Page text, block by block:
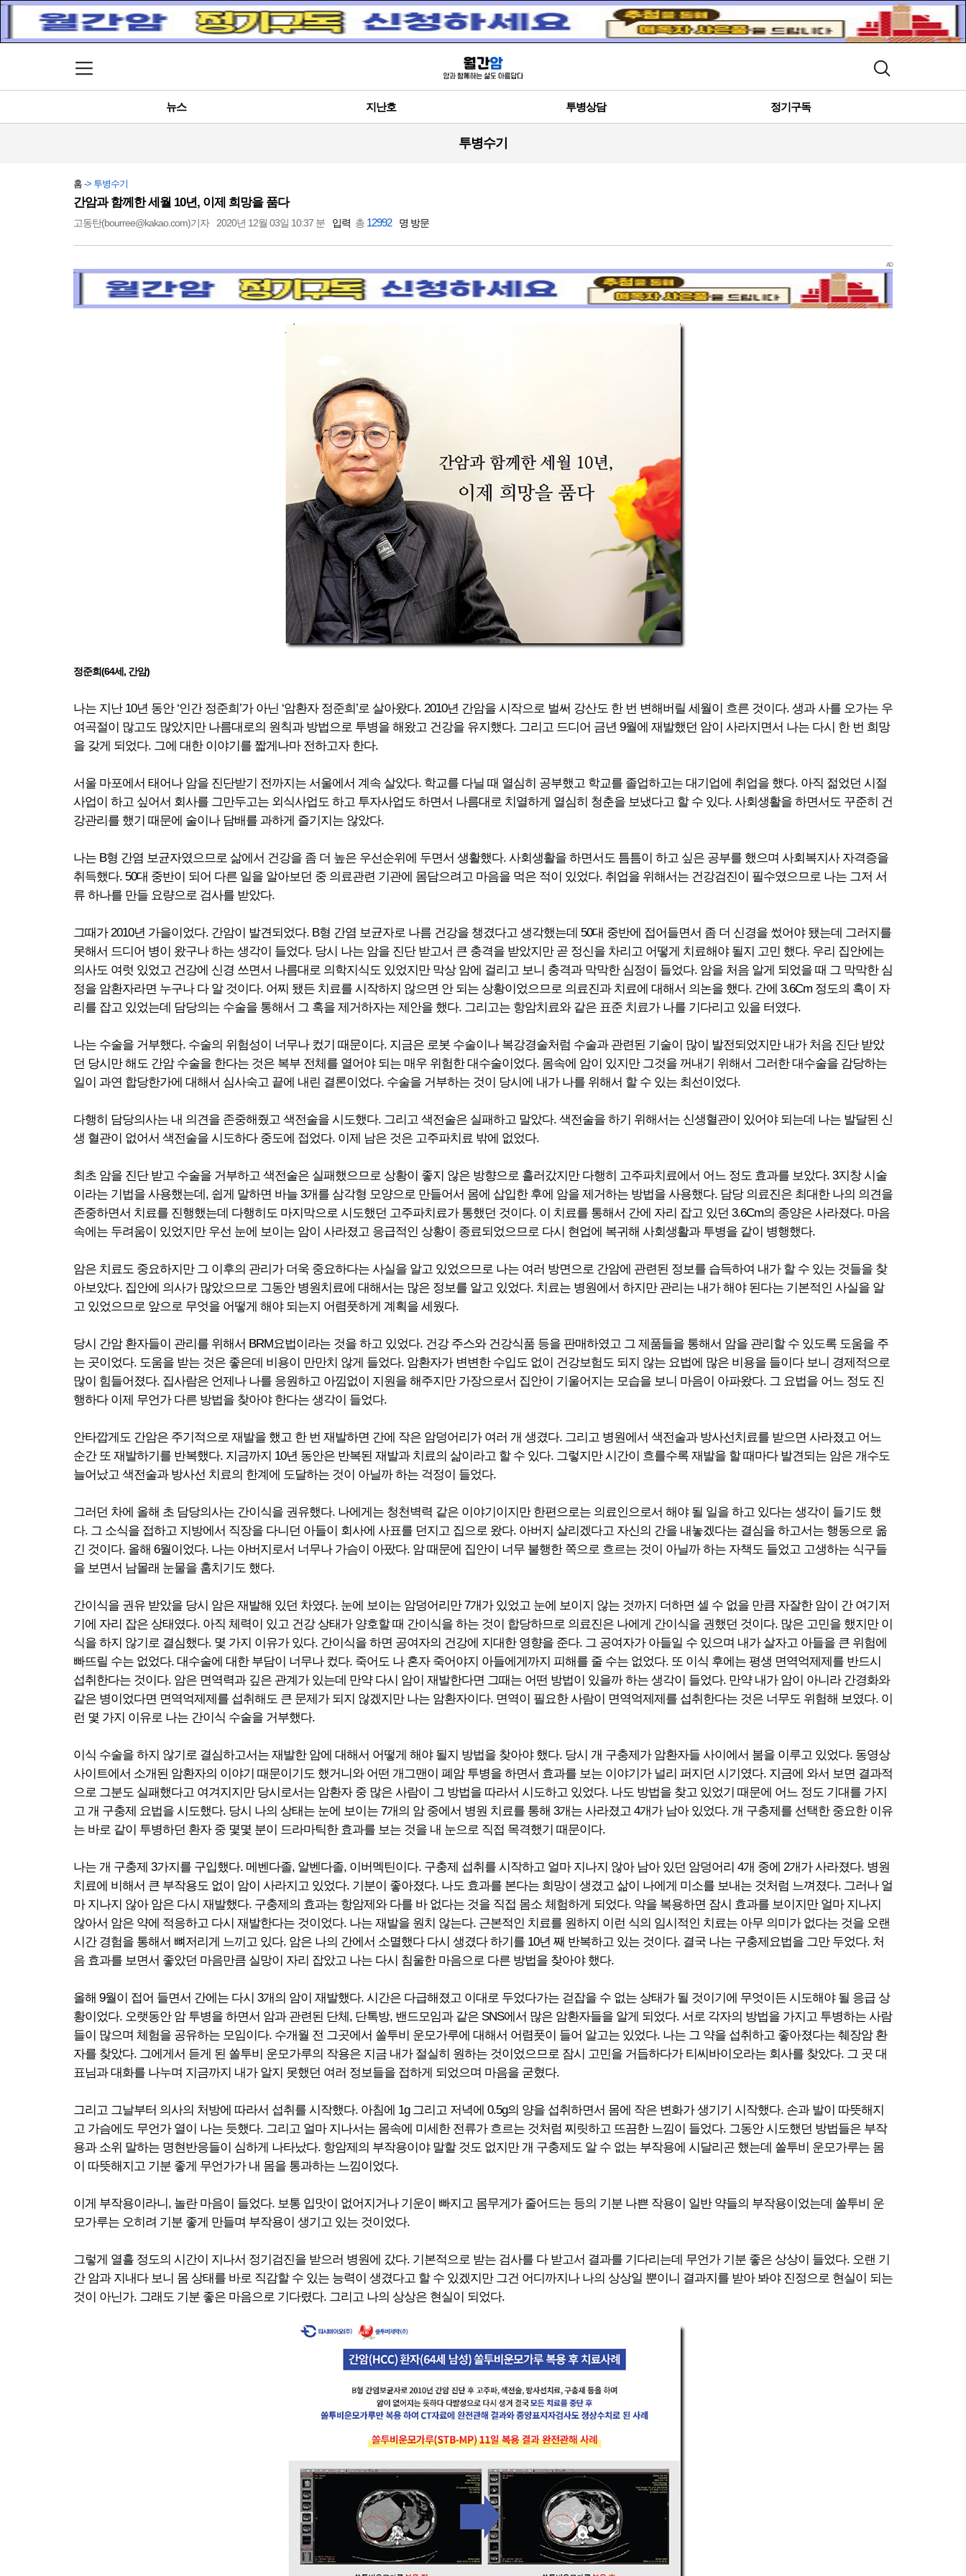
메뉴 열기 검색
뉴스 지난호 투병상담 정기구독
투병수기
홈 -> 투병수기
간암과 함께한 세월 10년, 이제 희망을 품다
고동탄(bourree@kakao.com)기자 2020년 12월 03일 10:37 분 입력 총 12992 명 방문
AD
정준희(64세, 간암)
나는 지난 10년 동안 ‘인간 정준희’가 아닌 ‘암환자 정준희’로 살아왔다. 2010년 간암을 시작으로 벌써 강산도 한 번 변해버릴 세월이 흐른 것이다. 생과 사를 오가는 우
여곡절이 많고도 많았지만 나름대로의 원칙과 방법으로 투병을 해왔고 건강을 유지했다. 그리고 드디어 금년 9월에 재발했던 암이 사라지면서 나는 다시 한 번 희망
을 갖게 되었다. 그에 대한 이야기를 짧게나마 전하고자 한다.
서울 마포에서 태어나 암을 진단받기 전까지는 서울에서 계속 살았다. 학교를 다닐 때 열심히 공부했고 학교를 졸업하고는 대기업에 취업을 했다. 아직 젊었던 시절
사업이 하고 싶어서 회사를 그만두고는 외식사업도 하고 투자사업도 하면서 나름대로 치열하게 열심히 청춘을 보냈다고 할 수 있다. 사회생활을 하면서도 꾸준히 건
강관리를 했기 때문에 술이나 담배를 과하게 즐기지는 않았다.
나는 B형 간염 보균자였으므로 삶에서 건강을 좀 더 높은 우선순위에 두면서 생활했다. 사회생활을 하면서도 틈틈이 하고 싶은 공부를 했으며 사회복지사 자격증을
취득했다. 50대 중반이 되어 다른 일을 알아보던 중 의료관련 기관에 몸담으려고 마음을 먹은 적이 있었다. 취업을 위해서는 건강검진이 필수였으므로 나는 그저 서
류 하나를 만들 요량으로 검사를 받았다.
그때가 2010년 가을이었다. 간암이 발견되었다. B형 간염 보균자로 나름 건강을 챙겼다고 생각했는데 50대 중반에 접어들면서 좀 더 신경을 썼어야 됐는데 그러지를
못해서 드디어 병이 왔구나 하는 생각이 들었다. 당시 나는 암을 진단 받고서 큰 충격을 받았지만 곧 정신을 차리고 어떻게 치료해야 될지 고민 했다. 우리 집안에는
의사도 여럿 있었고 건강에 신경 쓰면서 나름대로 의학지식도 있었지만 막상 암에 걸리고 보니 충격과 막막한 심정이 들었다. 암을 처음 알게 되었을 때 그 막막한 심
정을 암환자라면 누구나 다 알 것이다. 어찌 됐든 치료를 시작하지 않으면 안 되는 상황이었으므로 의료진과 치료에 대해서 의논을 했다. 간에 3.6Cm 정도의 혹이 자
리를 잡고 있었는데 담당의는 수술을 통해서 그 혹을 제거하자는 제안을 했다. 그리고는 항암치료와 같은 표준 치료가 나를 기다리고 있을 터였다.
나는 수술을 거부했다. 수술의 위험성이 너무나 컸기 때문이다. 지금은 로봇 수술이나 복강경술처럼 수술과 관련된 기술이 많이 발전되었지만 내가 처음 진단 받았
던 당시만 해도 간암 수술을 한다는 것은 복부 전체를 열어야 되는 매우 위험한 대수술이었다. 몸속에 암이 있지만 그것을 꺼내기 위해서 그러한 대수술을 감당하는
일이 과연 합당한가에 대해서 심사숙고 끝에 내린 결론이었다. 수술을 거부하는 것이 당시에 내가 나를 위해서 할 수 있는 최선이었다.
다행히 담당의사는 내 의견을 존중해줬고 색전술을 시도했다. 그리고 색전술은 실패하고 말았다. 색전술을 하기 위해서는 신생혈관이 있어야 되는데 나는 발달된 신
생 혈관이 없어서 색전술을 시도하다 중도에 접었다. 이제 남은 것은 고주파치료 밖에 없었다.
최초 암을 진단 받고 수술을 거부하고 색전술은 실패했으므로 상황이 좋지 않은 방향으로 흘러갔지만 다행히 고주파치료에서 어느 정도 효과를 보았다. 3지창 시술
이라는 기법을 사용했는데, 쉽게 말하면 바늘 3개를 삼각형 모양으로 만들어서 몸에 삽입한 후에 암을 제거하는 방법을 사용했다. 담당 의료진은 최대한 나의 의견을
존중하면서 치료를 진행했는데 다행히도 마지막으로 시도했던 고주파치료가 통했던 것이다. 이 치료를 통해서 간에 자리 잡고 있던 3.6Cm의 종양은 사라졌다. 마음
속에는 두려움이 있었지만 우선 눈에 보이는 암이 사라졌고 응급적인 상황이 종료되었으므로 다시 현업에 복귀해 사회생활과 투병을 같이 병행했다.
암은 치료도 중요하지만 그 이후의 관리가 더욱 중요하다는 사실을 알고 있었으므로 나는 여러 방면으로 간암에 관련된 정보를 습득하여 내가 할 수 있는 것들을 찾
아보았다. 집안에 의사가 많았으므로 그동안 병원치료에 대해서는 많은 정보를 알고 있었다. 치료는 병원에서 하지만 관리는 내가 해야 된다는 기본적인 사실을 알
고 있었으므로 앞으로 무엇을 어떻게 해야 되는지 어렴풋하게 계획을 세웠다.
당시 간암 환자들이 관리를 위해서 BRM요법이라는 것을 하고 있었다. 건강 주스와 건강식품 등을 판매하였고 그 제품들을 통해서 암을 관리할 수 있도록 도움을 주
는 곳이었다. 도움을 받는 것은 좋은데 비용이 만만치 않게 들었다. 암환자가 변변한 수입도 없이 건강보험도 되지 않는 요법에 많은 비용을 들이다 보니 경제적으로
많이 힘들어졌다. 집사람은 언제나 나를 응원하고 아낌없이 지원을 해주지만 가장으로서 집안이 기울어지는 모습을 보니 마음이 아파왔다. 그 요법을 어느 정도 진
행하다 이제 무언가 다른 방법을 찾아야 한다는 생각이 들었다.
안타깝게도 간암은 주기적으로 재발을 했고 한 번 재발하면 간에 작은 암덩어리가 여러 개 생겼다. 그리고 병원에서 색전술과 방사선치료를 받으면 사라졌고 어느
순간 또 재발하기를 반복했다. 지금까지 10년 동안은 반복된 재발과 치료의 삶이라고 할 수 있다. 그렇지만 시간이 흐를수록 재발을 할 때마다 발견되는 암은 개수도
늘어났고 색전술과 방사선 치료의 한계에 도달하는 것이 아닐까 하는 걱정이 들었다.
그러던 차에 올해 초 담당의사는 간이식을 권유했다. 나에게는 청천벽력 같은 이야기이지만 한편으로는 의료인으로서 해야 될 일을 하고 있다는 생각이 들기도 했
다. 그 소식을 접하고 지방에서 직장을 다니던 아들이 회사에 사표를 던지고 집으로 왔다. 아버지 살리겠다고 자신의 간을 내놓겠다는 결심을 하고서는 행동으로 옮
긴 것이다. 올해 6월이었다. 나는 아버지로서 너무나 가슴이 아팠다. 암 때문에 집안이 너무 불행한 쪽으로 흐르는 것이 아닐까 하는 자책도 들었고 고생하는 식구들
을 보면서 남몰래 눈물을 훔치기도 했다.
간이식을 권유 받았을 당시 암은 재발해 있던 차였다. 눈에 보이는 암덩어리만 7개가 있었고 눈에 보이지 않는 것까지 더하면 셀 수 없을 만큼 자잘한 암이 간 여기저
기에 자리 잡은 상태였다. 아직 체력이 있고 건강 상태가 양호할 때 간이식을 하는 것이 합당하므로 의료진은 나에게 간이식을 권했던 것이다. 많은 고민을 했지만 이
식을 하지 않기로 결심했다. 몇 가지 이유가 있다. 간이식을 하면 공여자의 건강에 지대한 영향을 준다. 그 공여자가 아들일 수 있으며 내가 살자고 아들을 큰 위험에
빠뜨릴 수는 없었다. 대수술에 대한 부담이 너무나 컸다. 죽어도 나 혼자 죽어야지 아들에게까지 피해를 줄 수는 없었다. 또 이식 후에는 평생 면역억제제를 반드시
섭취한다는 것이다. 암은 면역력과 깊은 관계가 있는데 만약 다시 암이 재발한다면 그때는 어떤 방법이 있을까 하는 생각이 들었다. 만약 내가 암이 아니라 간경화와
같은 병이었다면 면역억제제를 섭취해도 큰 문제가 되지 않겠지만 나는 암환자이다. 면역이 필요한 사람이 면역억제제를 섭취한다는 것은 너무도 위험해 보였다. 이
런 몇 가지 이유로 나는 간이식 수술을 거부했다.
이식 수술을 하지 않기로 결심하고서는 재발한 암에 대해서 어떻게 해야 될지 방법을 찾아야 했다. 당시 개 구충제가 암환자들 사이에서 붐을 이루고 있었다. 동영상
사이트에서 소개된 암환자의 이야기 때문이기도 했거니와 어떤 개그맨이 폐암 투병을 하면서 효과를 보는 이야기가 널리 퍼지던 시기였다. 지금에 와서 보면 결과적
으로 그분도 실패했다고 여겨지지만 당시로서는 암환자 중 많은 사람이 그 방법을 따라서 시도하고 있었다. 나도 방법을 찾고 있었기 때문에 어느 정도 기대를 가지
고 개 구충제 요법을 시도했다. 당시 나의 상태는 눈에 보이는 7개의 암 중에서 병원 치료를 통해 3개는 사라졌고 4개가 남아 있었다. 개 구충제를 선택한 중요한 이유
는 바로 같이 투병하던 환자 중 몇몇 분이 드라마틱한 효과를 보는 것을 내 눈으로 직접 목격했기 때문이다.
나는 개 구충제 3가지를 구입했다. 메벤다졸, 알벤다졸, 이버멕틴이다. 구충제 섭취를 시작하고 얼마 지나지 않아 남아 있던 암덩어리 4개 중에 2개가 사라졌다. 병원
치료에 비해서 큰 부작용도 없이 암이 사라지고 있었다. 기분이 좋아졌다. 나도 효과를 본다는 희망이 생겼고 삶이 나에게 미소를 보내는 것처럼 느껴졌다. 그러나 얼
마 지나지 않아 암은 다시 재발했다. 구충제의 효과는 항암제와 다를 바 없다는 것을 직접 몸소 체험하게 되었다. 약을 복용하면 잠시 효과를 보이지만 얼마 지나지
않아서 암은 약에 적응하고 다시 재발한다는 것이었다. 나는 재발을 원치 않는다. 근본적인 치료를 원하지 이런 식의 임시적인 치료는 아무 의미가 없다는 것을 오랜
시간 경험을 통해서 뼈저리게 느끼고 있다. 암은 나의 간에서 소멸했다 다시 생겼다 하기를 10년 째 반복하고 있는 것이다. 결국 나는 구충제요법을 그만 두었다. 처
음 효과를 보면서 좋았던 마음만큼 실망이 자리 잡았고 나는 다시 침울한 마음으로 다른 방법을 찾아야 했다.
올해 9월이 접어 들면서 간에는 다시 3개의 암이 재발했다. 시간은 다급해졌고 이대로 두었다가는 걷잡을 수 없는 상태가 될 것이기에 무엇이든 시도해야 될 응급 상
황이었다. 오랫동안 암 투병을 하면서 암과 관련된 단체, 단톡방, 밴드모임과 같은 SNS에서 많은 암환자들을 알게 되었다. 서로 각자의 방법을 가지고 투병하는 사람
들이 많으며 체험을 공유하는 모임이다. 수개월 전 그곳에서 쏠투비 운모가루에 대해서 어렴풋이 들어 알고는 있었다. 나는 그 약을 섭취하고 좋아졌다는 췌장암 환
자를 찾았다. 그에게서 듣게 된 쏠투비 운모가루의 작용은 지금 내가 절실히 원하는 것이었으므로 잠시 고민을 거듭하다가 티씨바이오라는 회사를 찾았다. 그 곳 대
표님과 대화를 나누며 지금까지 내가 알지 못했던 여러 정보들을 접하게 되었으며 마음을 굳혔다.
그리고 그날부터 의사의 처방에 따라서 섭취를 시작했다. 아침에 1g 그리고 저녁에 0.5g의 양을 섭취하면서 몸에 작은 변화가 생기기 시작했다. 손과 발이 따뜻해지
고 가슴에도 무언가 열이 나는 듯했다. 그리고 얼마 지나서는 몸속에 미세한 전류가 흐르는 것처럼 찌릿하고 뜨끔한 느낌이 들었다. 그동안 시도했던 방법들은 부작
용과 소위 말하는 명현반응들이 심하게 나타났다. 항암제의 부작용이야 말할 것도 없지만 개 구충제도 알 수 없는 부작용에 시달리곤 했는데 쏠투비 운모가루는 몸
이 따뜻해지고 기분 좋게 무언가가 내 몸을 통과하는 느낌이었다.
이게 부작용이라니, 놀란 마음이 들었다. 보통 입맛이 없어지거나 기운이 빠지고 몸무게가 줄어드는 등의 기분 나쁜 작용이 일반 약들의 부작용이었는데 쏠투비 운
모가루는 오히려 기분 좋게 만들며 부작용이 생기고 있는 것이었다.
그렇게 열흘 정도의 시간이 지나서 정기검진을 받으러 병원에 갔다. 기본적으로 받는 검사를 다 받고서 결과를 기다리는데 무언가 기분 좋은 상상이 들었다. 오랜 기
간 암과 지내다 보니 몸 상태를 바로 직감할 수 있는 능력이 생겼다고 할 수 있겠지만 그건 어디까지나 나의 상상일 뿐이니 결과지를 받아 봐야 진정으로 현실이 되는
것이 아닌가. 그래도 기분 좋은 마음으로 기다렸다. 그리고 나의 상상은 현실이 되었다.